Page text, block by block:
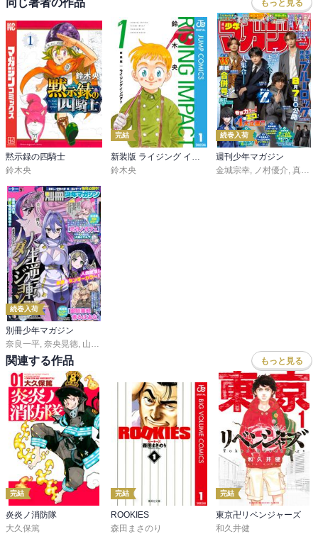
同じ著者の作品 もっと見る
黙示録の四騎士
鈴木央
完結
新装版 ライジング インパクト
鈴木央
続巻入荷
週刊少年マガジン
金城宗幸, ノ村優介, 真島ヒロ
続巻入荷
別冊少年マガジン
奈良一平 奈央晃徳 山川直輝
関連する作品 もっと見る
完結
炎炎ノ消防隊
大久保篤
完結
ROOKIES
森田まさのり
完結
東京卍リベンジャーズ
和久井健